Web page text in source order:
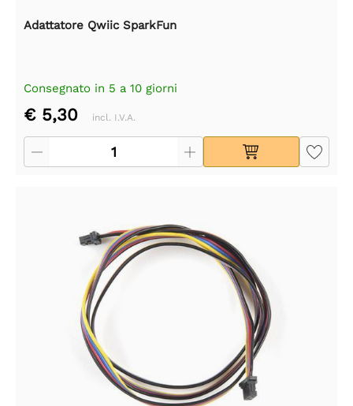
Adattatore Qwiic SparkFun
Consegnato in 5 a 10 giorni
€ 5,30 incl. I.V.A.